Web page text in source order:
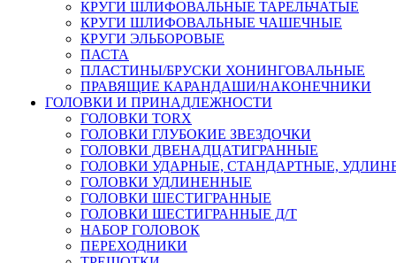
КРУГИ ШЛИФОВАЛЬНЫЕ ТАРЕЛЬЧАТЫЕ
КРУГИ ШЛИФОВАЛЬНЫЕ ЧАШЕЧНЫЕ
КРУГИ ЭЛЬБОРОВЫЕ
ПАСТА
ПЛАСТИНЫ/БРУСКИ ХОНИНГОВАЛЬНЫЕ
ПРАВЯЩИЕ КАРАНДАШИ/НАКОНЕЧНИКИ
ГОЛОВКИ И ПРИНАДЛЕЖНОСТИ
ГОЛОВКИ TORX
ГОЛОВКИ ГЛУБОКИЕ ЗВЕЗДОЧКИ
ГОЛОВКИ ДВЕНАДЦАТИГРАННЫЕ
ГОЛОВКИ УДАРНЫЕ, СТАНДАРТНЫЕ,
ГОЛОВКИ УДЛИНЕННЫЕ
ГОЛОВКИ ШЕСТИГРАННЫЕ
ГОЛОВКИ ШЕСТИГРАННЫЕ Д/Т
НАБОР ГОЛОВОК
ПЕРЕХОДНИКИ